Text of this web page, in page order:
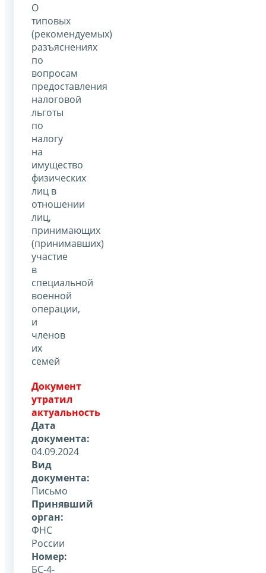
О
типовых
(рекомендуемых)
разъяснениях
по
вопросам
предоставления
налоговой
льготы
по
налогу
на
имущество
физических
лиц в
отношении
лиц,
принимающих
(принимавших)
участие
в
специальной
военной
операции,
и
членов
их
семей
Документ
утратил
актуальность
Дата
документа:
04.09.2024
Вид
документа:
Письмо
Принявший
орган:
ФНС
России
Номер:
БС-4-